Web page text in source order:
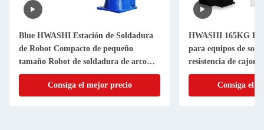
Blue HWASHI Estación de Soldadura
de Robot Compacto de pequeño
tamaño Robot de soldadura de arco
dedicado
Consiga el mejor precio
HWASHI 165KG
para equipos de
resistencia de
Consiga el